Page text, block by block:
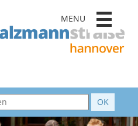
MENU